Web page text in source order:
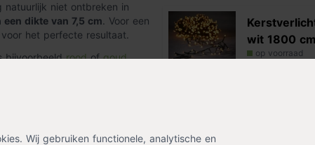
Wij gebruiken functionele, analytische en
natuurlijk niet ontbreken in
dikte van 7,5 cm . Voor een
het perfecte resultaat.
bijvoorbeeldroodofgoud.
een leuke
wit 1800
op voorraad